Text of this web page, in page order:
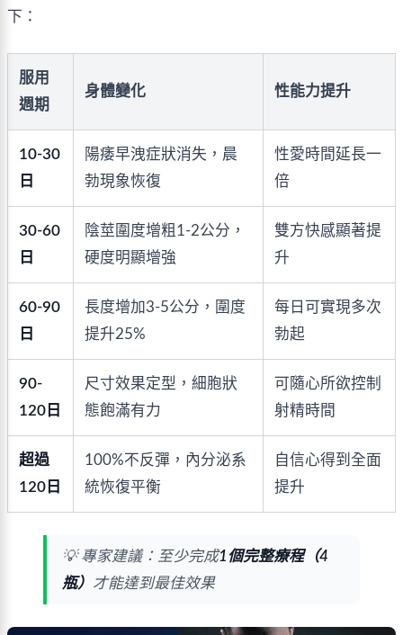
下：
服用
週期
身體變化 性能力提升
10-30
日
陽痿早洩症狀消失，晨
勃現象恢復
性愛時間延長一
倍
30-60
日
陰莖圍度增粗1-2公分，
硬度明顯增強
雙方快感顯著提
升
60-90
日
長度增加3-5公分，圍度
提升25%
每日可實現多次
勃起
90-
120日
尺寸效果定型，細胞狀
態飽滿有力
可隨心所欲控制
射精時間
超過
120日
100%不反彈，內分泌系
統恢復平衡
自信心得到全面
提升
💡 專家建議：至少完成1個完整療程（4
瓶） 才能達到最佳效果